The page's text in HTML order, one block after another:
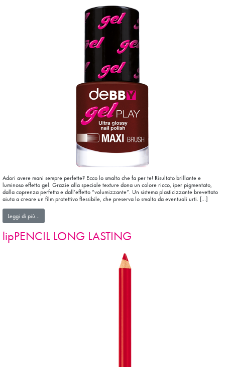
Adori avere mani sempre perfette? Ecco lo smalto che fa per te! Risultato brillante e
luminoso effetto gel. Grazie alla speciale texture dona un colore ricco, iper pigmentato,
dalla coprenza perfetta e dall’effetto “volumizzante”. Un sistema plasticizzante brevettato
aiuta a creare un film protettivo flessibile, che preserva lo smalto da eventuali urti. […]
Leggi di più…
lipPENCIL LONG LASTING